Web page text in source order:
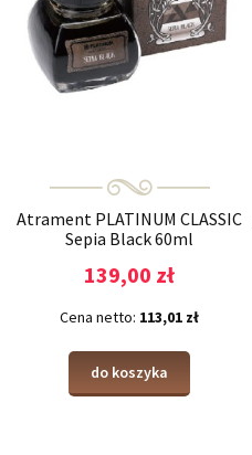
Atrament PLATINUM CLASSIC
Sepia Black 60ml
139,00 zł
Cena netto: 113,01 zł
do koszyka